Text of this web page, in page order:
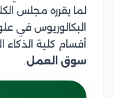
لما يقرره مجلس
البكالوريوس في
أقسام كلية
سوق العمل